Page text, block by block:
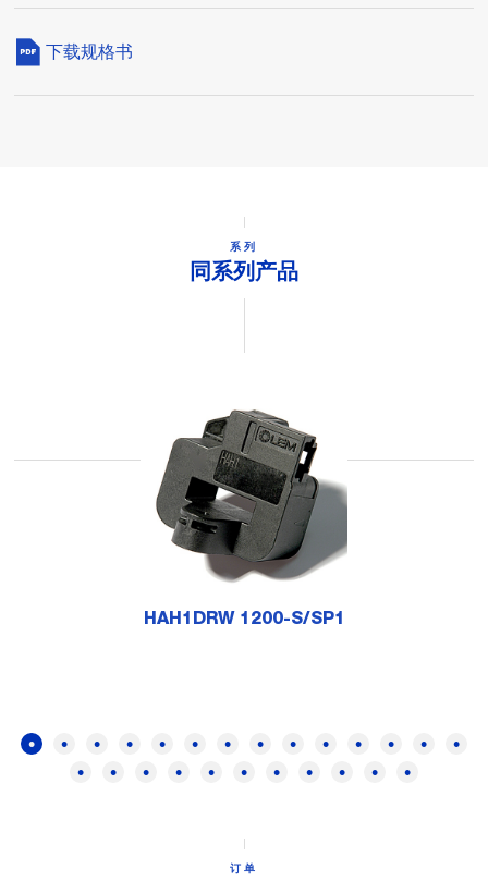
下载规格书
系列
同系列产品
HAH1DRW 1200-S/SP1
订单